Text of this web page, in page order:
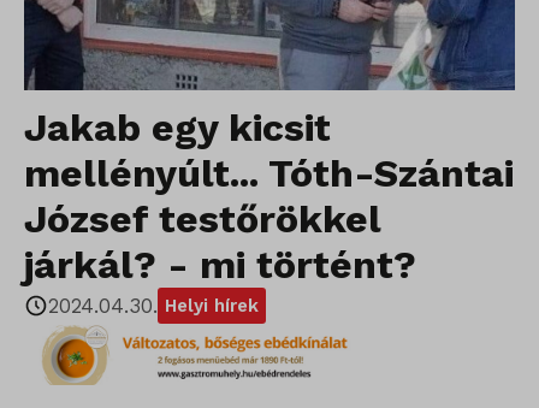
Jakab egy kicsit
mellényúlt... Tóth-Szántai
József testőrökkel
járkál? - mi történt?
2024.04.30. Helyi hírek